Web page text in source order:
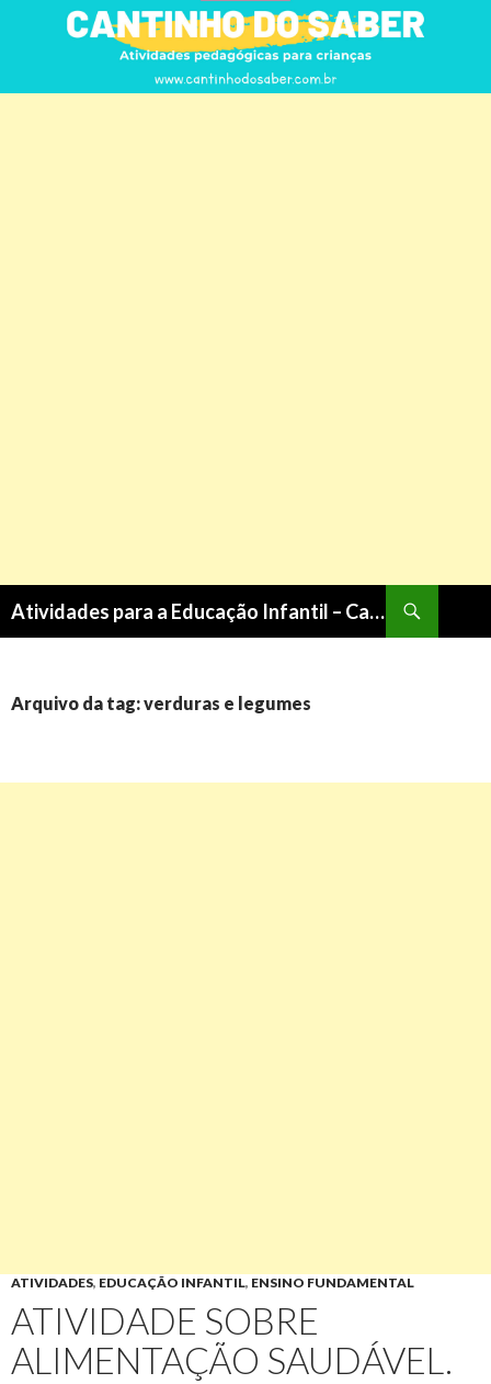
Atividades para a Educação Infantil – Cantinho do Saber
CONTEÚDO
Arquivo da tag: verduras e legumes
ATIVIDADES, EDUCAÇÃO INFANTIL, ENSINO FUNDAMENTAL
ATIVIDADE SOBRE
ALIMENTAÇÃO SAUDÁVEL.